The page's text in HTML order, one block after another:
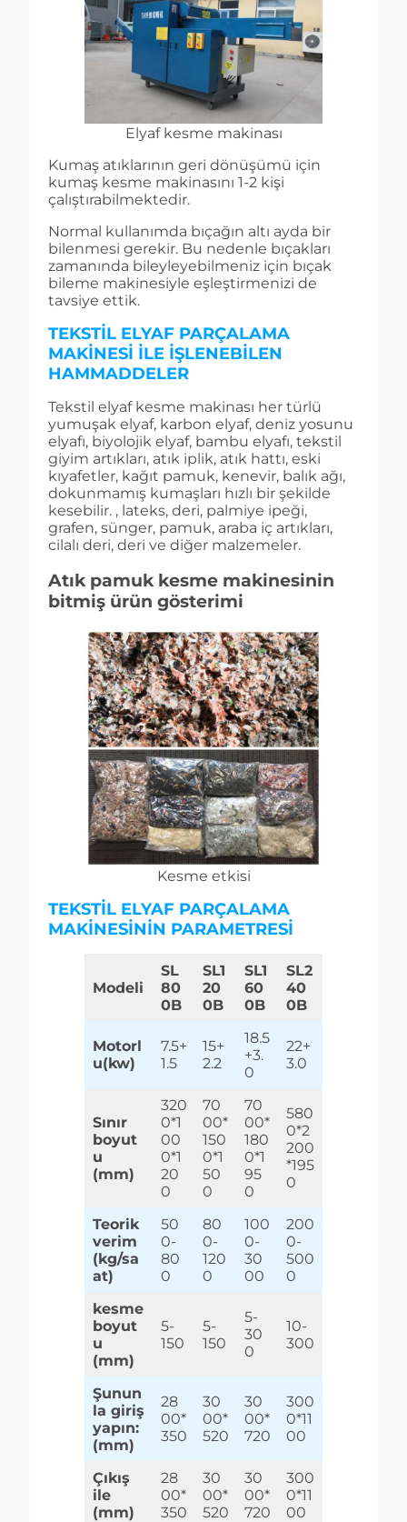
Elyaf kesme makinası
Kumaş atıklarının geri dönüşümü için
kumaş kesme makinasını 1-2 kişi
çalıştırabilmektedir.
Normal kullanımda bıçağın altı ayda bir
bilenmesi gerekir. Bu nedenle bıçakları
zamanında bileyleyebilmeniz için bıçak
bileme makinesiyle eşleştirmenizi de
tavsiye ettik.
TEKSTIL ELYAF PARÇALAMA
MAKINESI ILE IŞLENEBILEN
HAMMADDELER
Tekstil elyaf kesme makinası her türlü
yumuşak elyaf, karbon elyaf, deniz yosunu
elyafı, biyolojik elyaf, bambu elyafı, tekstil
giyim artıkları, atık iplik, atık hattı, eski
kıyafetler, kağıt pamuk, kenevir, balık ağı,
dokunmamış kumaşları hızlı bir şekilde
kesebilir. , lateks, deri, palmiye ipeği,
grafen, sünger, pamuk, araba iç artıkları,
cilalı deri, deri ve diğer malzemeler.
Atık pamuk kesme makinesinin
bitmiş ürün gösterimi
Kesme etkisi
TEKSTIL ELYAF PARÇALAMA
MAKINESININ PARAMETRESI
Modeli
SL
80
0B
SL1
20
0B
SL1
60
0B
SL2
40
0B
Motorl
u(kw)
7.5+
1.5
15+
2.2
18.5
+3.
0
22+
3.0
Sınır
boyut
u
(mm)
320
0*1
00
0*1
20
0
70
00*
150
0*1
50
0
70
00*
180
0*1
95
0
580
0*2
200
*195
0
Teorik
verim
(kg/sa
at)
50
0-
80
0
80
0-
120
0
100
0-
30
00
200
0-
500
0
kesme
boyut
u
(mm)
5-
150
5-
150
5-
30
0
10-
300
Şunun
la giriş
yapın:
(mm)
28
00*
350
30
00*
520
30
00*
720
300
0*11
00
Çıkış
ile
(mm)
28
00*
350
30
00*
520
30
00*
720
300
0*11
00